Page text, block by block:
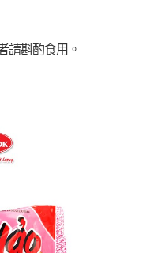
請斟酌食用。